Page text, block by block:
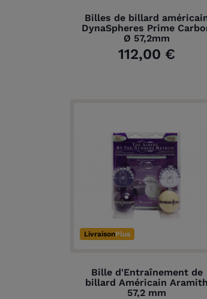
Billes de billard
DynaSpheres Prime
Ø 57,2mm
112,00 €
LivraisonPlus
Bille d'Entraînement de
billard Américain Aramith
57,2 mm